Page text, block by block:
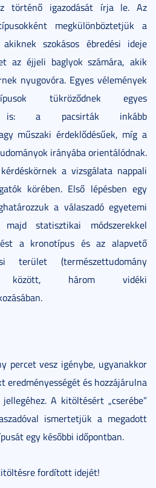
történő igazodását írja le. Az
megkülönböztetjük a
szokásos ébredési ideje
az éjjeli baglyok számára, akik
nyugovóra. Egyes vélemények
tükröződnek egyes
is: a pacsirták inkább
műszaki érdeklődésűek, míg a
irányába orientálódnak.
a vizsgálata nappali
körében. Első lépésben egy
a válaszadó egyetemi
statisztikai módszerekkel
a kronotípus és az alapvető
terület (természettudomány
között, három vidéki
percet vesz igénybe, ugyanakkor
eredményességét és hozzájárulna
A kitöltésért „cserébe”
ismertetjük a megadott
egy későbbi időpontban.
fordított idejét!